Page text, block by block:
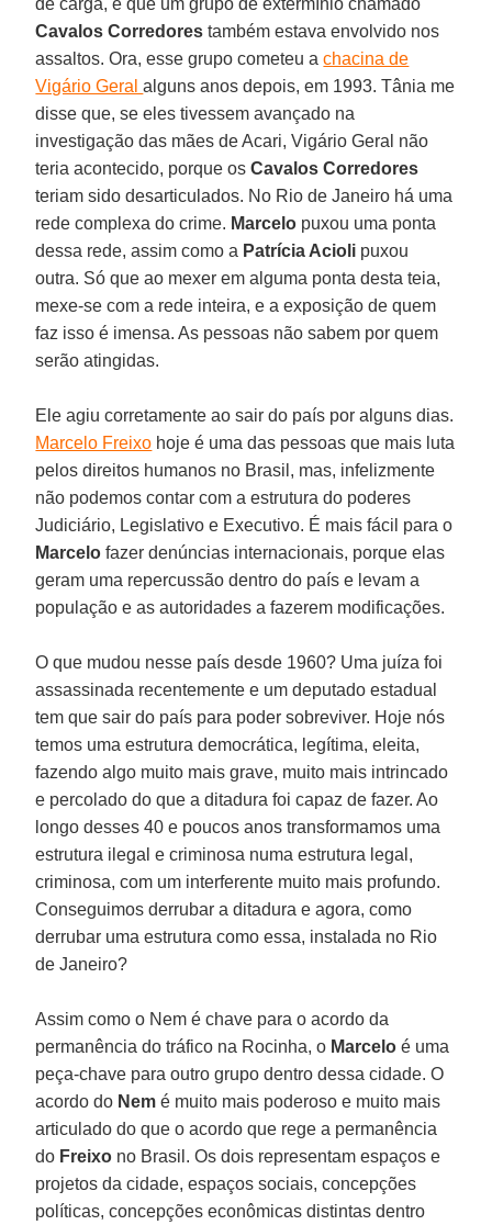
Cavalos Corredores também estava envolvido nos
assaltos. Ora, esse grupo cometeu achacina de
Vigário Geralalguns anos depois, em 1993. Tânia me
disse que, se eles tivessem avançado na
investigação das mães de Acari, Vigário Geral não
teria acontecido, porque osCavalos Corredores
teriam sido desarticulados. No Rio de Janeiro há uma
rede complexa do crime. Marcelo puxou uma ponta
dessa rede, assim como a Patrícia Acioli puxou
outra. Só que ao mexer em alguma ponta desta teia,
mexe-se com a rede inteira, e a exposição de quem
faz isso é imensa. As pessoas não sabem por quem
serão atingidas.
Ele agiu corretamente ao sair do país por alguns dias.
Marcelo Freixo hoje é uma das pessoas que mais luta
pelos direitos humanos no Brasil, mas, infelizmente
não podemos contar com a estrutura do poderes
Judiciário, Legislativo e Executivo. É mais fácil para o
Marcelo fazer denúncias internacionais, porque elas
geram uma repercussão dentro do país e levam a
população e as autoridades a fazerem modificações.
O que mudou nesse país desde 1960? Uma juíza foi
assassinada recentemente e um deputado estadual
tem que sair do país para poder sobreviver. Hoje nós
temos uma estrutura democrática, legítima, eleita,
fazendo algo muito mais grave, muito mais intrincado
e percolado do que a ditadura foi capaz de fazer. Ao
longo desses 40 e poucos anos transformamos uma
estrutura ilegal e criminosa numa estrutura legal,
criminosa, com um interferente muito mais profundo.
Conseguimos derrubar a ditadura e agora, como
derrubar uma estrutura como essa, instalada no Rio
de Janeiro?
Assim como o Nem é chave para o acordo da
permanência do tráfico na Rocinha, o Marceloé uma
peça-chave para outro grupo dentro dessa cidade. O
acordo do Nemé muito mais poderoso e muito mais
articulado do que o acordo que rege a permanência
do Freixo no Brasil. Os dois representam espaços e
projetos da cidade, espaços sociais, concepções
políticas, concepções econômicas distintas dentro